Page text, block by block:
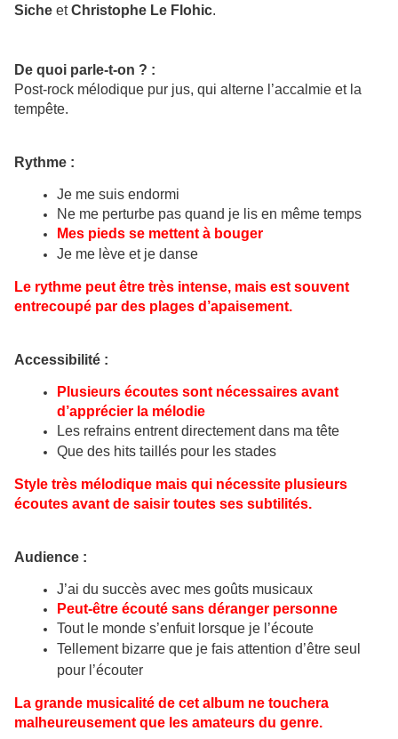
Siche etChristophe Le Flohic.
De quoi parle-t-on ? :
Post-rock mélodique pur jus, qui alterne l’accalmie et la
tempête.
Rythme :
Je me suis endormi
Ne me perturbe pas quand je lis en même temps
Mes pieds se mettent à bouger
Je me lève et je danse
Le rythme peut être très intense, mais est souvent
entrecoupé par des plages d’apaisement.
Accessibilité :
Plusieurs écoutes sont nécessaires avant
d’apprécier la mélodie
Les refrains entrent directement dans ma tête
Que des hits taillés pour les stades
Style très mélodique mais qui nécessite plusieurs
écoutes avant de saisir toutes ses subtilités.
Audience :
J’ai du succès avec mes goûts musicaux
Peut-être écouté sans déranger personne
Tout le monde s’enfuit lorsque je l’écoute
Tellement bizarre que je fais attention d’être seul
pour l’écouter
La grande musicalité de cet album ne touchera
malheureusement que les amateurs du genre.